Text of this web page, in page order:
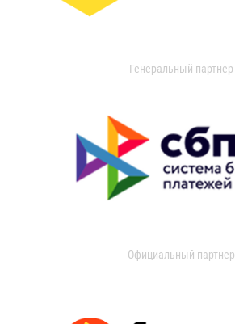
Генеральный партнер
Официальный партнер